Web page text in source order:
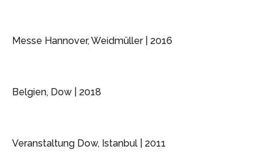
Messe Hannover, Weidmüller | 2016
Belgien, Dow | 2018
Veranstaltung Dow, Istanbul | 2011